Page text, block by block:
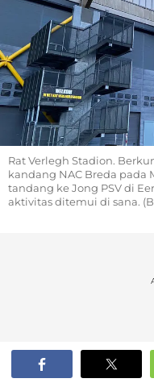
Rat Verlegh Stadion.
kandang NAC Breda pada
tandang ke Jong PSV di
aktivitas ditemui di sana.